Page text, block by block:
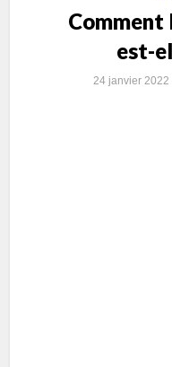
Comment
est-
24 janvier 2022